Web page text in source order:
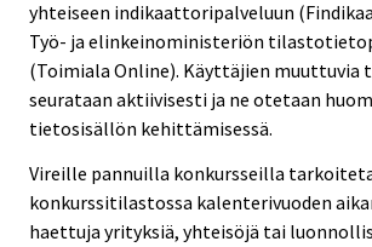
yhteiseen indikaattoripalveluun
Työ- ja elinkeinoministeriön
(Toimiala Online). Käyttäjien
seurataan aktiivisesti ja ne otetaan
tietosisällön kehittämisessä.
Vireille pannuilla konkursseilla
konkurssitilastossa kalenterivuoden
haettuja yrityksiä, yhteisöjä tai